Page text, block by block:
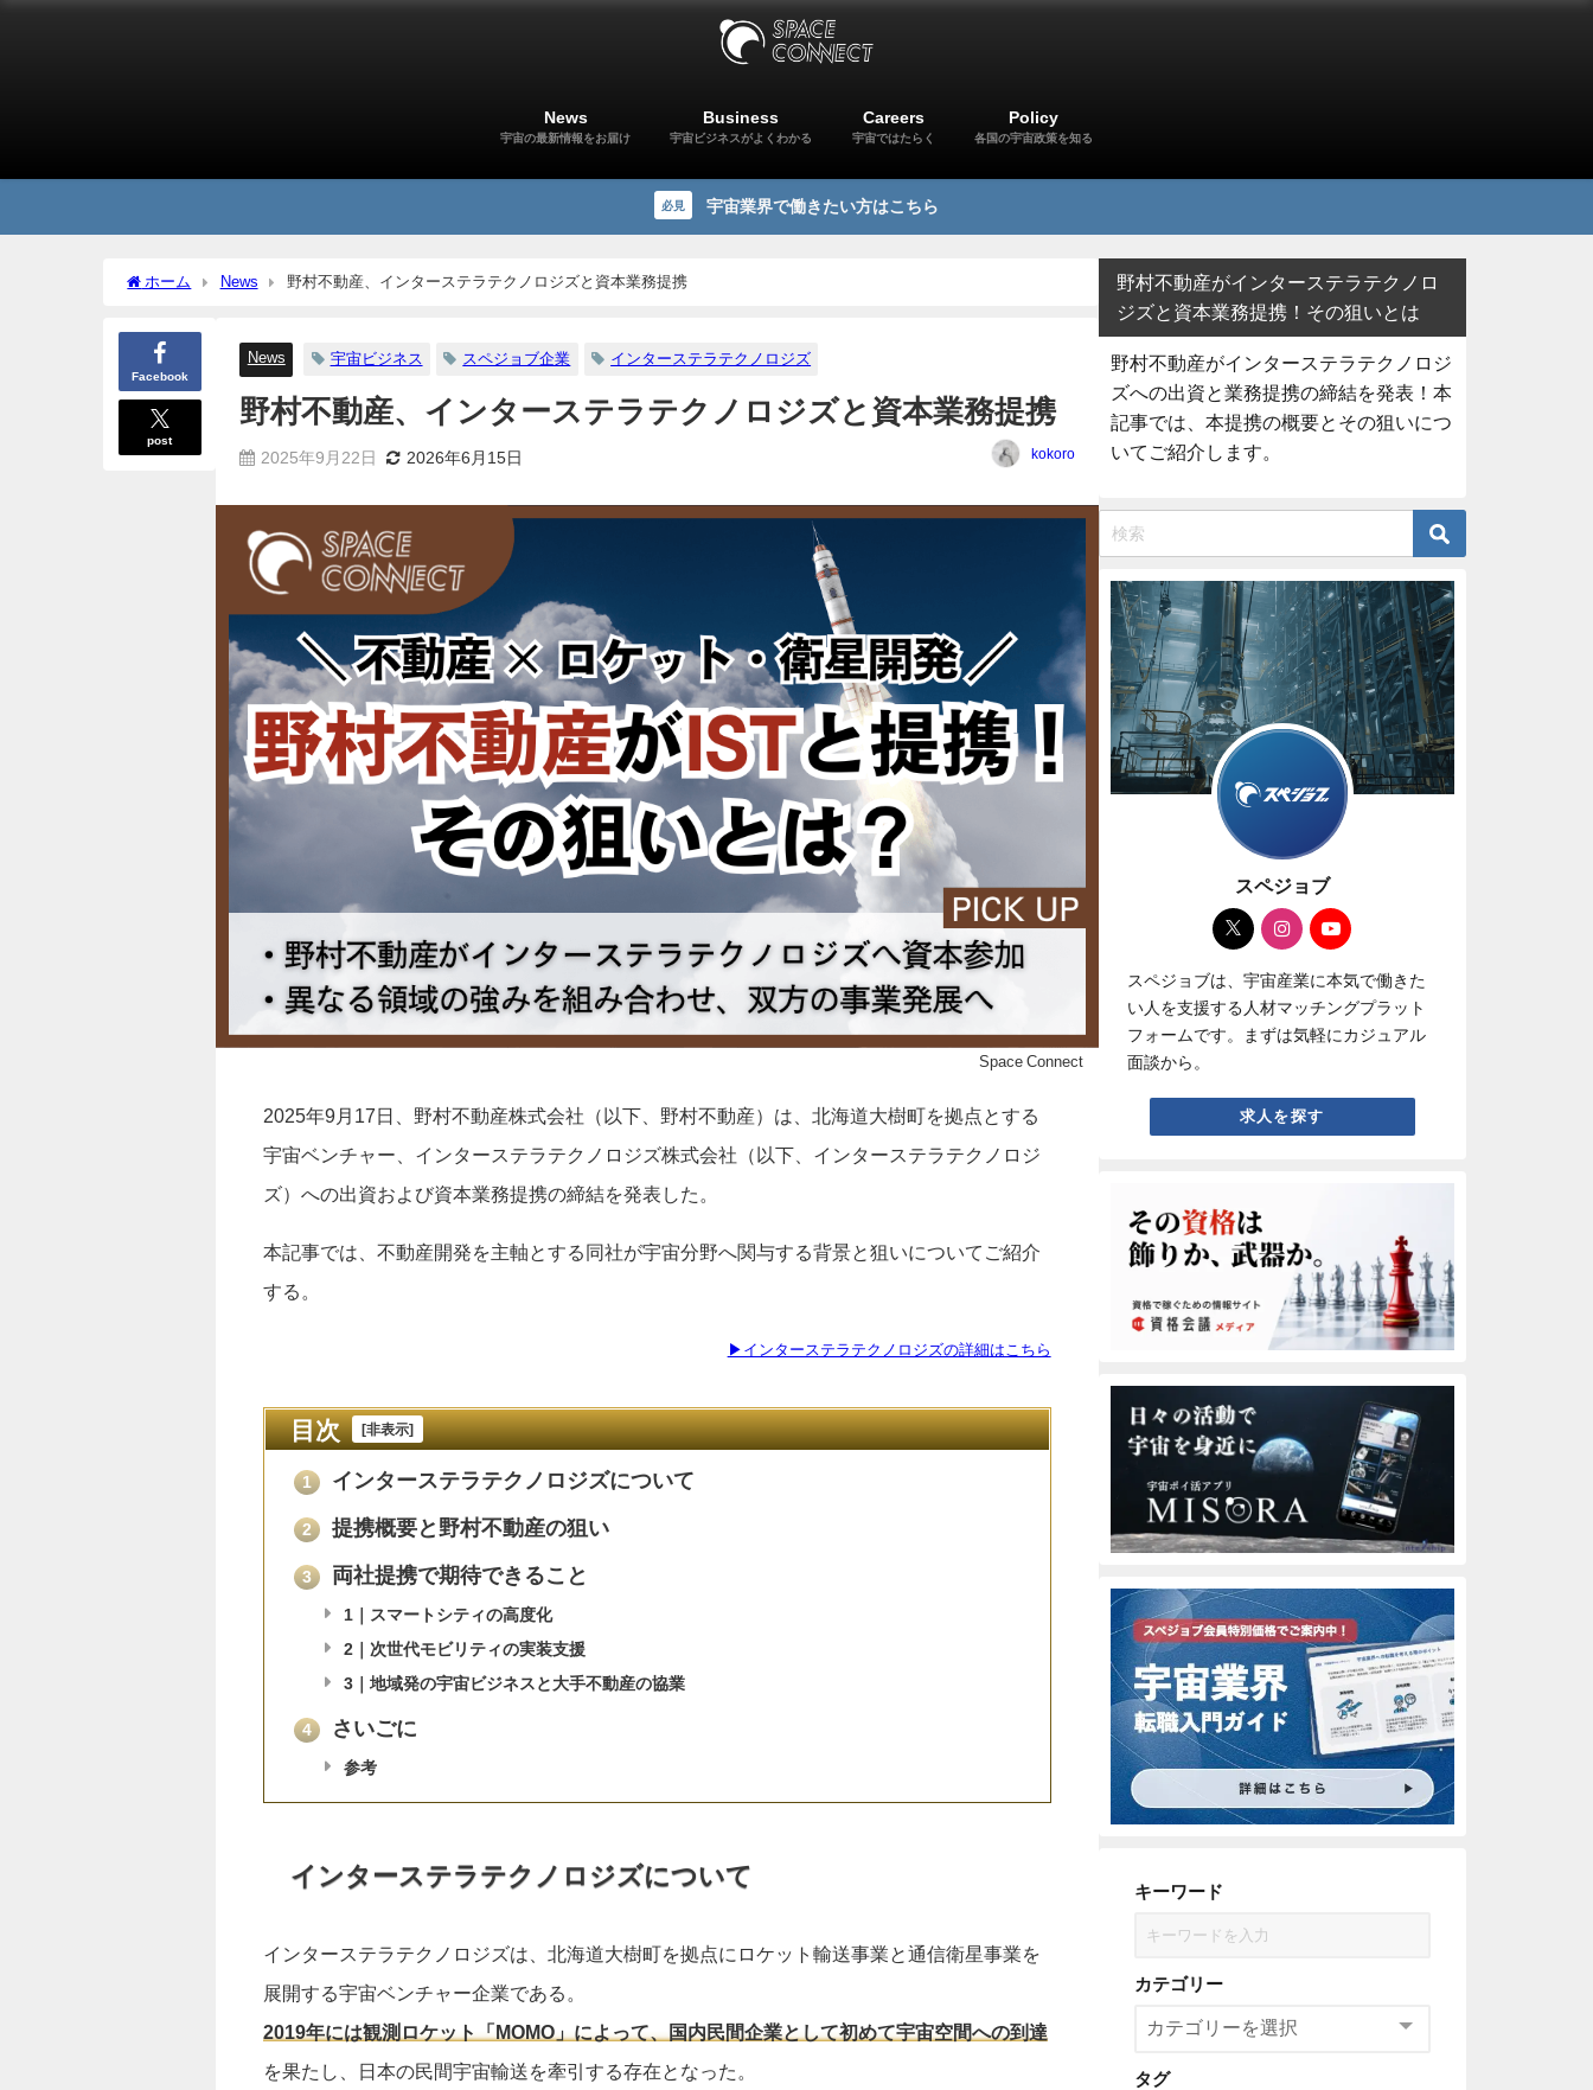
News
宇宙の最新情報をお届け
Business
宇宙ビジネスがよくわかる
Careers
宇宙ではたらく
Policy
各国の宇宙政策を知る
必見 宇宙業界で働きたい方はこちら
ホーム News 野村不動産、インターステラテクノロジズと資本業務提携
Facebook
post
News 宇宙ビジネス スペジョブ企業 インターステラテクノロジズ
野村不動産、インターステラテクノロジズと資本業務提携
2025年9月22日 2026年6月15日 kokoro
©Space Connect
2025年9月17日、野村不動産株式会社（以下、野村不動産）は、北海道大樹町を拠点とする
宇宙ベンチャー、インターステラテクノロジズ株式会社（以下、インターステラテクノロジ
ズ）への出資および資本業務提携の締結を発表した。
本記事では、不動産開発を主軸とする同社が宇宙分野へ関与する背景と狙いについてご紹介
する。
▶インターステラテクノロジズの詳細はこちら
目次 [非表示]
1 インターステラテクノロジズについて
2 提携概要と野村不動産の狙い
3 両社提携で期待できること
1｜スマートシティの高度化
2｜次世代モビリティの実装支援
3｜地域発の宇宙ビジネスと大手不動産の協業
4 さいごに
参考
インターステラテクノロジズについて
インターステラテクノロジズは、北海道大樹町を拠点にロケット輸送事業と通信衛星事業を
展開する宇宙ベンチャー企業である。
2019年には観測ロケット「MOMO」によって、国内民間企業として初めて宇宙空間への到達
を果たし、日本の民間宇宙輸送を牽引する存在となった。
野村不動産がインターステラテクノロ
ジズと資本業務提携！その狙いとは
野村不動産がインターステラテクノロジ
ズへの出資と業務提携の締結を発表！本
記事では、本提携の概要とその狙いにつ
いてご紹介します。
スペジョブ
スペジョブは、宇宙産業に本気で働きた
い人を支援する人材マッチングプラット
フォームです。まずは気軽にカジュアル
面談から。
求人を探す
キーワード
カテゴリー
タグ